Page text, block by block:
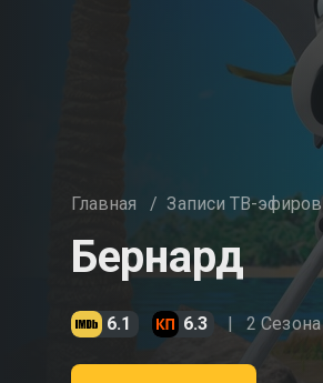
Главная / Записи ТВ-эфиров
Бернард
6.1 6.3 2 Сезона